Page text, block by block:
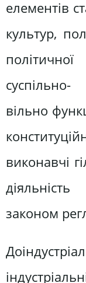
елементів
культур,
вільно
виконавчі
законом